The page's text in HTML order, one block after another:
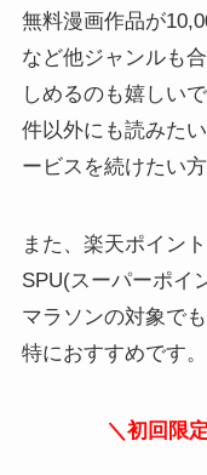
無料漫画作品が
など他ジャンルも
しめるのも嬉しい
件以外にも読みた
ービスを続けたい
また、楽天ポイン
SPU(スーパーポイ
マラソンの対象で
特におすすめです。
＼初回限